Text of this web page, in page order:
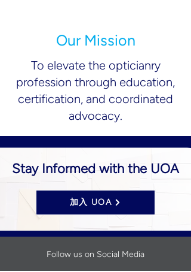
Our Mission
To elevate the opticianry
profession through education,
certification, and coordinated
advocacy.
Stay Informed with the UOA
加入 UOA
Follow us on Social Media